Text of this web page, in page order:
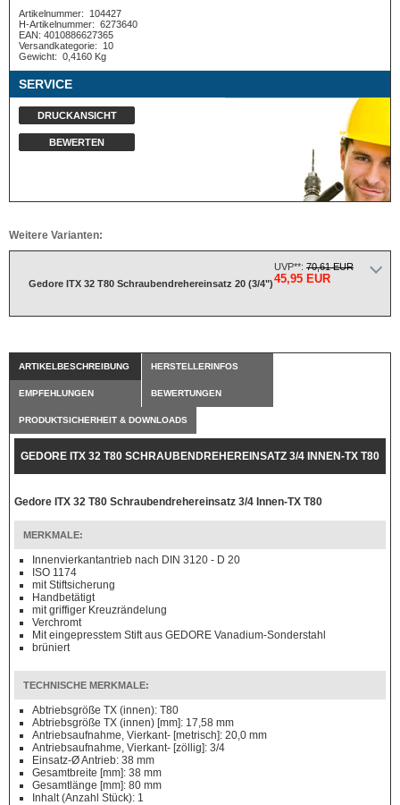
Artikelnummer:
104427
H-Artikelnummer: 6273640
EAN: 4010886627365
Versandkategorie:
10
Gewicht: 0,4160 Kg
SERVICE
DRUCKANSICHT
BEWERTEN
Weitere Varianten:
Gedore ITX 32 T80 Schraubendrehereinsatz 20 (3/4")
UVP**: 70,61 EUR
45,95 EUR
ARTIKELBESCHREIBUNG HERSTELLERINFOS
EMPFEHLUNGEN BEWERTUNGEN
PRODUKTSICHERHEIT & DOWNLOADS
GEDORE ITX 32 T80 SCHRAUBENDREHEREINSATZ 3/4 INNEN-TX T80
Gedore ITX 32 T80 Schraubendrehereinsatz 3/4 Innen-TX T80
MERKMALE:
Innenvierkantantrieb nach DIN 3120 - D 20
ISO 1174
mit Stiftsicherung
Handbetätigt
mit griffiger Kreuzrändelung
Verchromt
Mit eingepresstem Stift aus GEDORE Vanadium-Sonderstahl
brüniert
TECHNISCHE MERKMALE:
Abtriebsgröße TX (innen): T80
Abtriebsgröße TX (innen) [mm]: 17,58 mm
Antriebsaufnahme, Vierkant- [metrisch]: 20,0 mm
Antriebsaufnahme, Vierkant- [zöllig]: 3/4
Einsatz-Ø Antrieb: 38 mm
Gesamtbreite [mm]: 38 mm
Gesamtlänge [mm]: 80 mm
Inhalt (Anzahl Stück): 1